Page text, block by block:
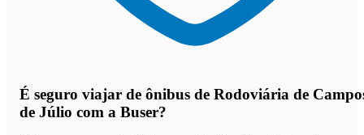
É seguro viajar de ônibus de Rodoviária de
de Júlio com a Buser?